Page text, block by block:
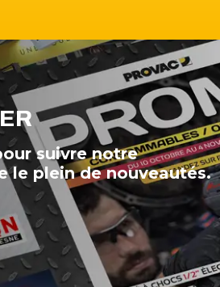
suivre notre
le plein de nouveautés.